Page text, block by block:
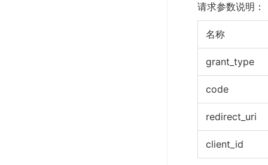
请求参数说明：
名称
grant_type
code
redirect_uri
client_id